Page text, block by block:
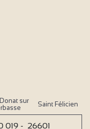
sur
Saint Félicien
019 - 26601